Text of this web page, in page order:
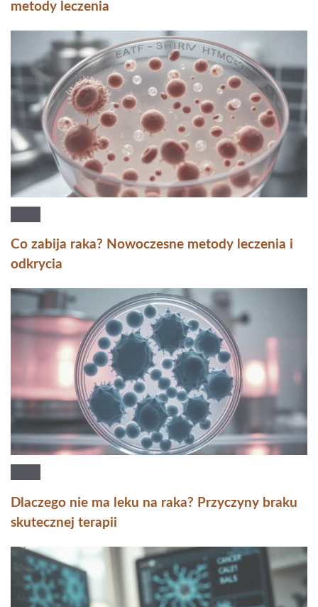
metody leczenia
Co zabija raka? Nowoczesne metody leczenia i
odkrycia
Dlaczego nie ma leku na raka? Przyczyny braku
skutecznej terapii